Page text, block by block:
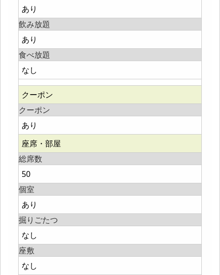
あり
飲み放題
あり
食べ放題
なし
クーポン
クーポン
あり
座席・部屋
総席数
50
個室
あり
掘りごたつ
なし
座敷
なし